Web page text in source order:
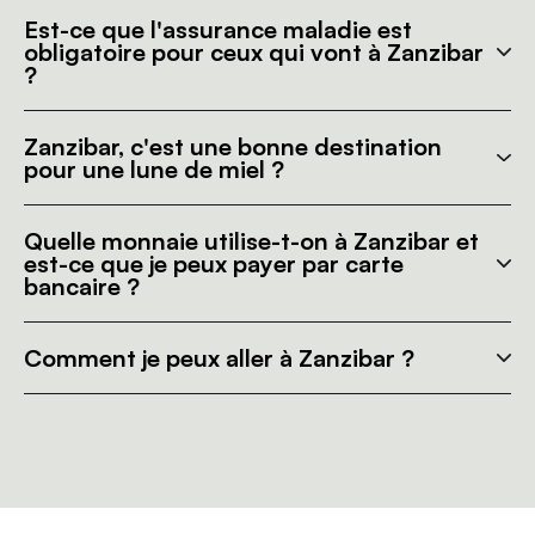
Est-ce que l'assurance maladie est
obligatoire pour ceux qui vont à Zanzibar
?
Zanzibar, c'est une bonne destination
pour une lune de miel ?
Quelle monnaie utilise-t-on à Zanzibar et
est-ce que je peux payer par carte
bancaire ?
Comment je peux aller à Zanzibar ?